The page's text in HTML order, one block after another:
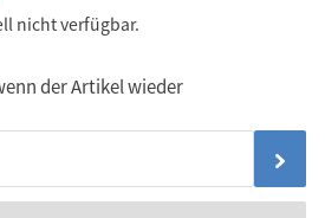
nicht verfügbar.
der Artikel wieder